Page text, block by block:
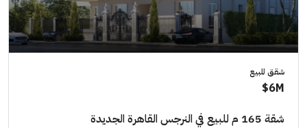
شقق للبيع
6M$
شقة 165 م للبيع في النرجس القاهرة الجديدة